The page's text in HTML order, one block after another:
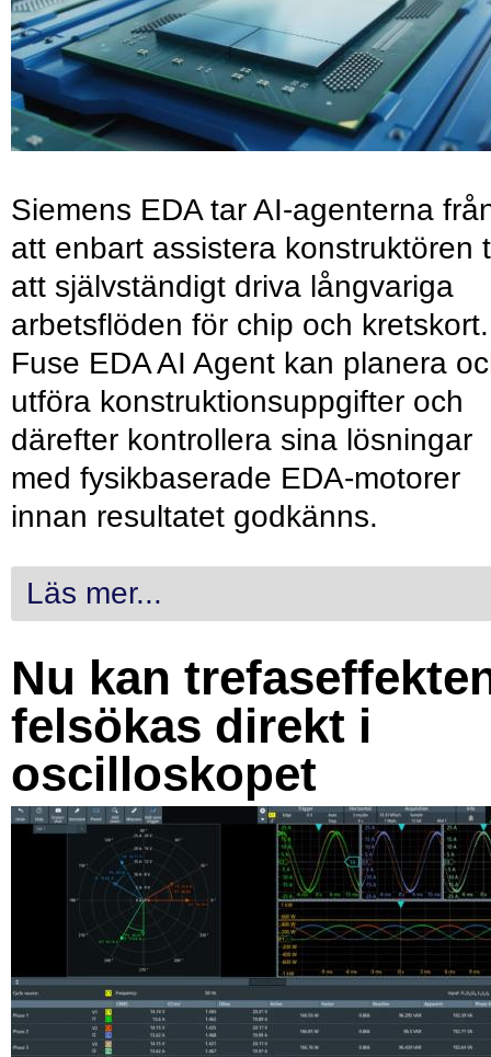
Siemens EDA tar AI-agenterna
att enbart assistera konstruktören
att självständigt driva långvariga
arbetsflöden för chip och kretskort.
Fuse EDA AI Agent kan planera
utföra konstruktionsuppgifter och
därefter kontrollera sina lösningar
med fysikbaserade EDA-motorer
innan resultatet godkänns.
Läs mer...
Nu kan
felsökas direkt i
oscilloskopet